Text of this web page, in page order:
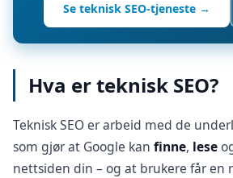
Se teknisk SEO-tjeneste →
Hva er teknisk SEO?
Teknisk SEO er arbeid med de
som gjør at Google kan finne, lese
nettsiden din – og at brukere får en